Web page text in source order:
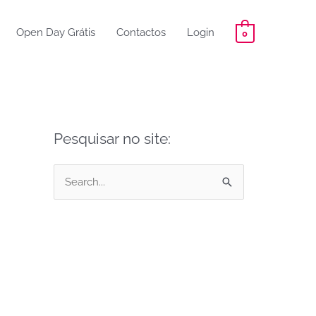
Open Day Grátis Contactos Login 0
Pesquisar no site: